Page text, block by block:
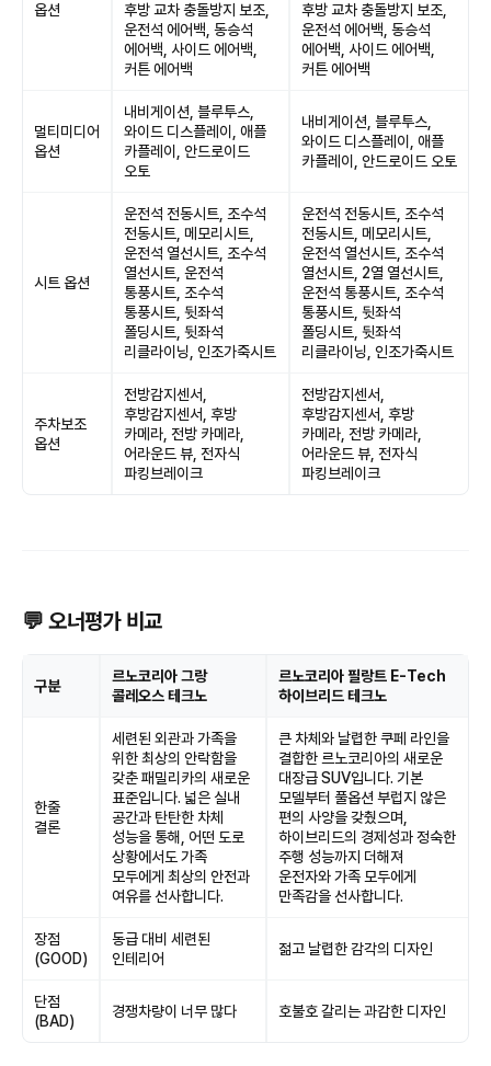
옵션
후방 교차 충돌방지 보조,
운전석 에어백, 동승석
에어백, 사이드 에어백,
커튼 에어백
후방 교차 충돌방지 보조,
운전석 에어백, 동승석
에어백, 사이드 에어백,
커튼 에어백
멀티미디어
옵션
내비게이션, 블루투스,
와이드 디스플레이, 애플
카플레이, 안드로이드
오토
내비게이션, 블루투스,
와이드 디스플레이, 애플
카플레이, 안드로이드 오토
시트 옵션
운전석 전동시트, 조수석
전동시트, 메모리시트,
운전석 열선시트, 조수석
열선시트, 운전석
통풍시트, 조수석
통풍시트, 뒷좌석
폴딩시트, 뒷좌석
리클라이닝, 인조가죽시트
운전석 전동시트, 조수석
전동시트, 메모리시트,
운전석 열선시트, 조수석
열선시트, 2열 열선시트,
운전석 통풍시트, 조수석
통풍시트, 뒷좌석
폴딩시트, 뒷좌석
리클라이닝, 인조가죽시트
주차보조
옵션
전방감지센서,
후방감지센서, 후방
카메라, 전방 카메라,
어라운드 뷰, 전자식
파킹브레이크
전방감지센서,
후방감지센서, 후방
카메라, 전방 카메라,
어라운드 뷰, 전자식
파킹브레이크
💬 오너평가 비교
구분
르노코리아 그랑
콜레오스 테크노
르노코리아 필랑트 E-Tech
하이브리드 테크노
한줄
결론
세련된 외관과 가족을
위한 최상의 안락함을
갖춘 패밀리카의 새로운
표준입니다. 넓은 실내
공간과 탄탄한 차체
성능을 통해, 어떤 도로
상황에서도 가족
모두에게 최상의 안전과
여유를 선사합니다.
큰 차체와 날렵한 쿠페 라인을
결합한 르노코리아의 새로운
대장급 SUV입니다. 기본
모델부터 풀옵션 부럽지 않은
편의 사양을 갖췄으며,
하이브리드의 경제성과 정숙한
주행 성능까지 더해져
운전자와 가족 모두에게
만족감을 선사합니다.
장점
(GOOD)
동급 대비 세련된
인테리어
젊고 날렵한 감각의 디자인
단점
(BAD)
경쟁차량이 너무 많다 호불호 갈리는 과감한 디자인